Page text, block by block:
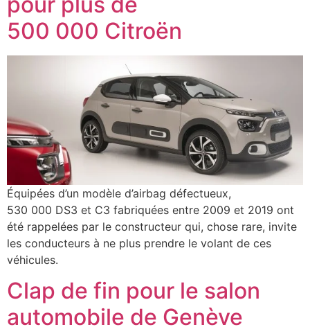
500 000 Citroën
Équipées d’un modèle d’airbag défectueux,
530 000 DS3 et C3 fabriquées entre 2009 et 2019 ont
été rappelées par le constructeur qui, chose rare, invite
les conducteurs à ne plus prendre le volant de ces
véhicules.
Clap de fin pour le salon
automobile de Genève